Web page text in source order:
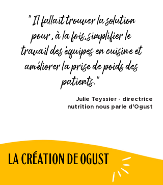
"Il fallait trouver la solution
pour, à la fois, simplifier le
travail des équipes en cuisine et
améliorer la prise de poids des
patients."
Julie Teyssier - directrice
nutrition nous parle d'Ogust
LA CRÉATION DE OGUST